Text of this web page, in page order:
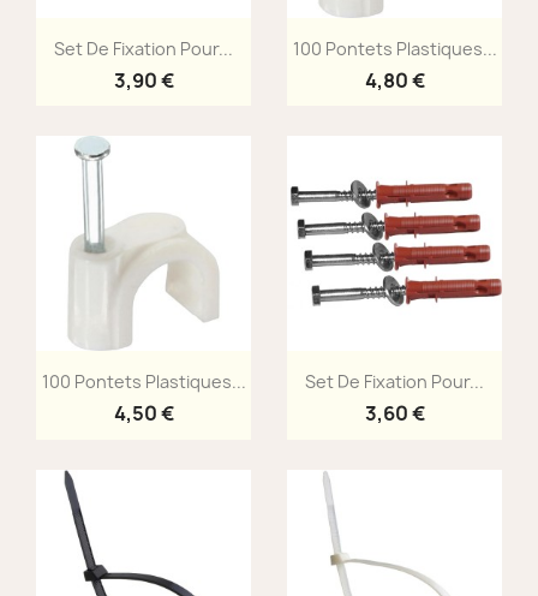
Aperçu rapide
Set De Fixation Pour...
3,90 €
Aperçu rapide
100 Pontets Plastiques...
4,80 €
Aperçu rapide
100 Pontets Plastiques...
4,50 €
Aperçu rapide
Set De Fixation Pour...
3,60 €